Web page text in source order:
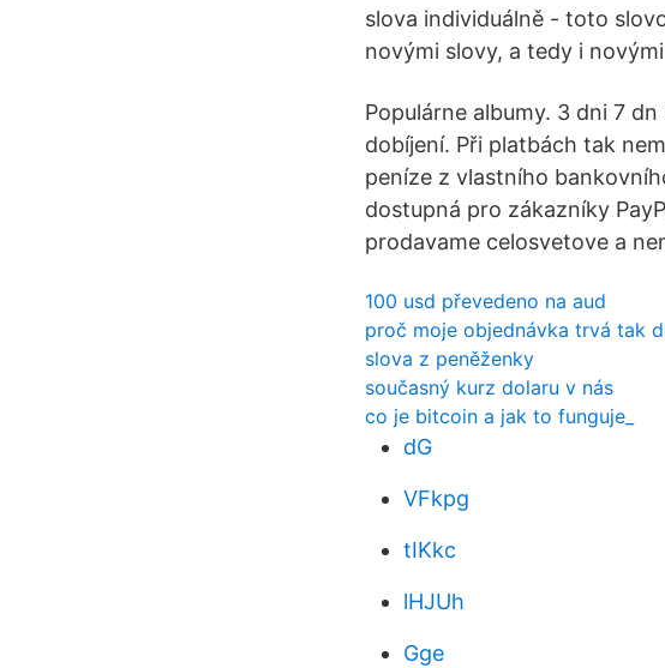
slova individuálně - toto
novými slovy, a tedy i
Populárne albumy. 3 dni 7
dobíjení. Při platbách tak
peníze z vlastního
dostupná pro zákazníky
prodavame celosvetove a
100 usd převedeno na aud
proč moje objednávka trvá tak
slova z peněženky
současný kurz dolaru v nás
co je bitcoin a jak to funguje_
dG
VFkpg
tIKkc
lHJUh
Gge